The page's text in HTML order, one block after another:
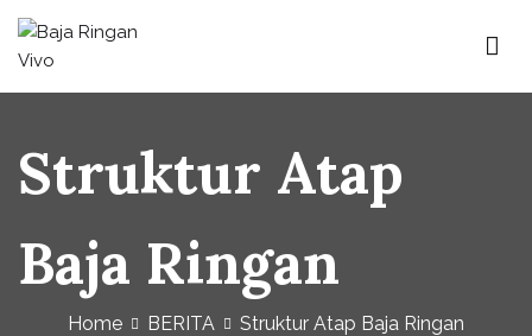
Baja Ringan Vivo
Website Baja Ringan Vivo
Struktur Atap
Baja Ringan
Home BERITA Struktur Atap Baja Ringan